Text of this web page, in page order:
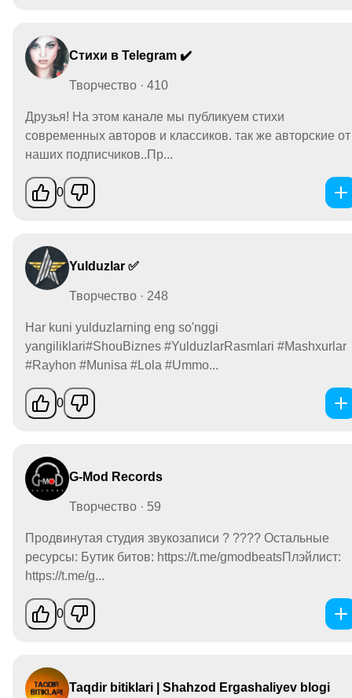
Стихи в Telegram ✔️
Творчество · 410
Друзья! На этом канале мы публикуем стихи
современных авторов и классиков. так же авторские от
наших подписчиков..Пр...
0
Yulduzlar ✅
Творчество · 248
Har kuni yulduzlarning eng so'nggi
yangiliklari#ShouBiznes #YulduzlarRasmlari #Mashxurlar
#Rayhon #Munisa #Lola #Ummo...
0
G-Mod Records
Творчество · 59
Продвинутая студия звукозаписи ? ???? Остальные
ресурсы: Бутик битов: https://t.me/gmodbeatsПлэйлист:
https://t.me/g...
0
Taqdir bitiklari | Shahzod Ergashaliyev blogi